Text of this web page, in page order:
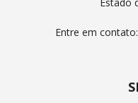
Entre em contato: